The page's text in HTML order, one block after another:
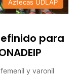
Aztecas UDLAP
para
y varonil